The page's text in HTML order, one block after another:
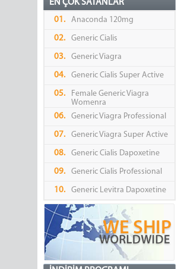
EN ÇOK SATANLAR
01. Anaconda 120mg
02. Generic Cialis
03. Generic Viagra
04. Generic Cialis Super Active
05.
Female Generic Viagra
Womenra
06.
Generic Viagra Professional
07. Generic Viagra Super Active
08. Generic Cialis Dapoxetine
09. Generic Cialis Professional
10. Generic Levitra Dapoxetine